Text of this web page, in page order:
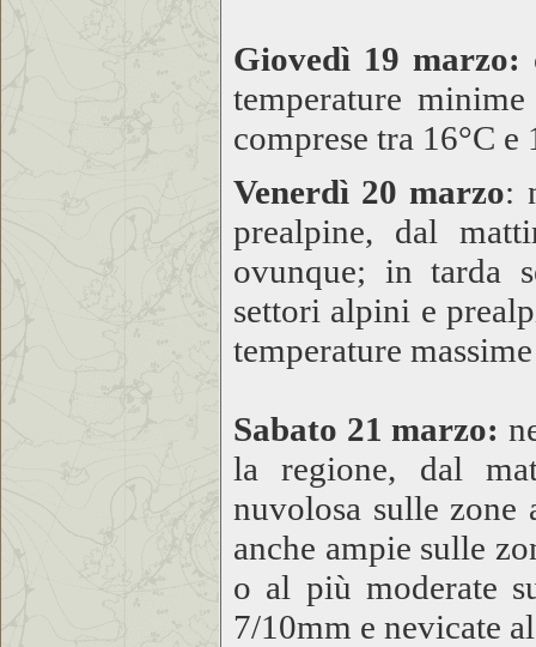
Giovedì 19 marzo:
temperature
comprese tra 16°C e
Venerdì 20 marzo:
prealpine, dal
ovunque; in tarda
settori alpini e
temperature
Sabato 21 marzo:
la regione, dal
nuvolosa sulle zone
anche ampie sulle
o al più moderate
7/10mm e nevicate